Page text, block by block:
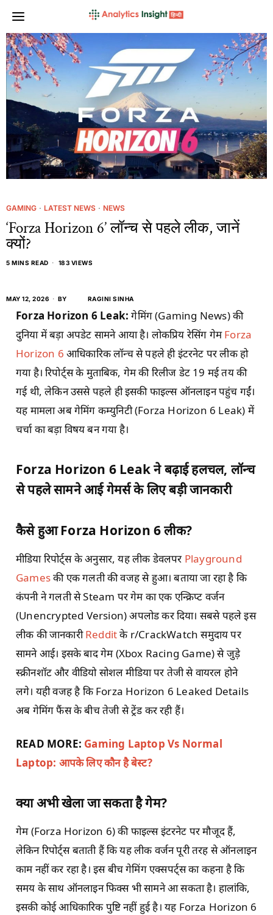
GAMING · LATEST NEWS · NEWS
‘Forza Horizon 6’ लॉन्च से पहले लीक, जानें
क्यों?
5 MINS READ 183 VIEWS
MAY 12, 2026 BY RAGINI SINHA
Forza Horizon 6 Leak:गेमिंग (Gaming News) की
दुनिया में बड़ा अपडेट सामने आया है। लोकप्रिय रेसिंग गेमForza
Horizon 6 आधिकारिक लॉन्च से पहले ही इंटरनेट पर लीक हो
गया है। रिपोर्ट्स के मुताबिक, गेम की रिलीज डेट 19 मई तय की
गई थी, लेकिन उससे पहले ही इसकी फाइल्स ऑनलाइन पहुंच गईं।
यह मामला अब गेमिंग कम्युनिटी (Forza Horizon 6 Leak) में
चर्चा का बड़ा विषय बन गया है।
Forza Horizon 6 Leak ने बढ़ाई हलचल, लॉन्च
से पहले सामने आई गेमर्स के लिए बड़ी जानकारी
कैसे हुआ Forza Horizon 6 लीक?
मीडिया रिपोर्ट्स के अनुसार, यह लीक डेवलपर Playground
Gamesकी एक गलती की वजह से हुआ। बताया जा रहा है कि
कंपनी ने गलती से Steam पर गेम का एक एन्क्रिप्ट वर्जन
(Unencrypted Version) अपलोड कर दिया। सबसे पहले इस
लीक की जानकारीRedditके r/CrackWatch समुदाय पर
सामने आई। इसके बाद गेम (Xbox Racing Game) से जुड़े
स्क्रीनशॉट और वीडियो सोशल मीडिया पर तेजी से वायरल होने
लगे। यही वजह है कि Forza Horizon 6 Leaked Details
अब गेमिंग फैंस के बीच तेजी से ट्रेंड कर रही हैं।
READ MORE: Gaming Laptop Vs Normal
Laptop: आपके लिए कौन है बेस्ट?
क्या अभी खेला जा सकता है गेम?
गेम (Forza Horizon 6) की फाइल्स इंटरनेट पर मौजूद हैं,
लेकिन रिपोर्ट्स बताती हैं कि यह लीक वर्जन पूरी तरह से ऑनलाइन
काम नहीं कर रहा है। इस बीच गेमिंग एक्सपर्ट्स का कहना है कि
समय के साथ ऑनलाइन फिक्स भी सामने आ सकता है। हालांकि,
इसकी कोई आधिकारिक पुष्टि नहीं हुई है। यह Forza Horizon 6